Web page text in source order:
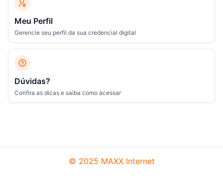
Meu Perfil
Gerencie seu perfil da sua credencial digital
Dúvidas?
Confira as dicas e saiba como acessar
© 2025 MAXX Internet